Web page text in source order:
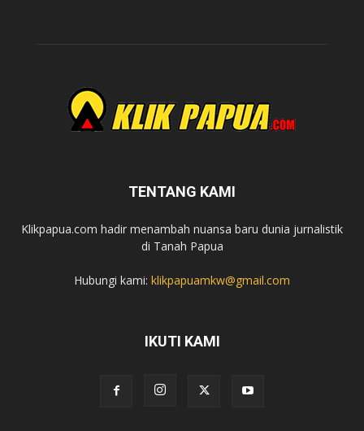
TENTANG KAMI
Klikpapua.com hadir menambah nuansa baru dunia jurnalistik
di Tanah Papua
Hubungi kami: klikpapuamkw@gmail.com
IKUTI KAMI